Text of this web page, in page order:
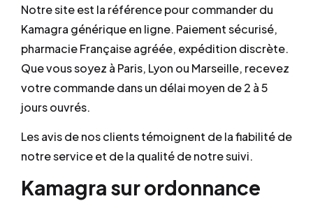
Notre site est la référence pour commander du
Kamagra générique en ligne. Paiement sécurisé,
pharmacie Française agréée, expédition discrète.
Que vous soyez à Paris, Lyon ou Marseille, recevez
votre commande dans un délai moyen de 2 à 5
jours ouvrés.
Les avis de nos clients témoignent de la fiabilité de
notre service et de la qualité de notre suivi.
Kamagra sur ordonnance